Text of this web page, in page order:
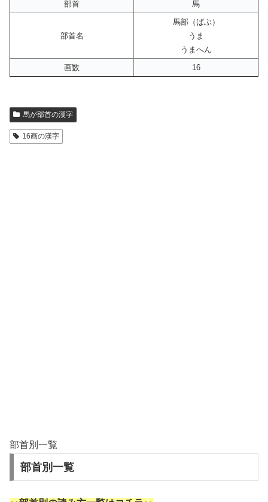
部首
馬
部首名
馬部（ばぶ）
うま
うまへん
画数
16
馬が部首の漢字
16画の漢字
部首別一覧
部首別一覧